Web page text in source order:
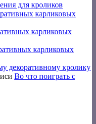
для кроликов
карликовых
карликовых
карликовых
декоративному кролику
Во что поиграть с